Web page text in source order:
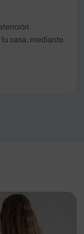
casa, mediante